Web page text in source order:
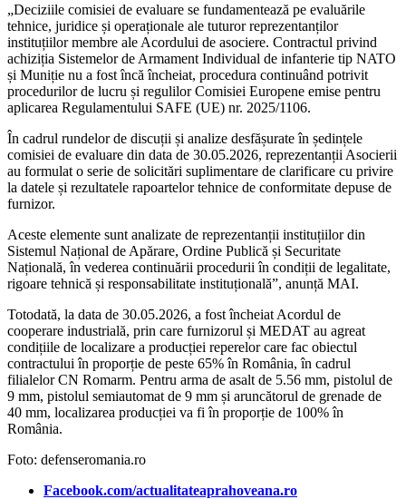
„Deciziile comisiei de evaluare se fundamentează pe evaluările
tehnice, juridice și operaționale ale tuturor reprezentanților
instituțiilor membre ale Acordului de asociere. Contractul privind
achiziția Sistemelor de Armament Individual de infanterie tip NATO
și Muniție nu a fost încă încheiat, procedura continuând potrivit
procedurilor de lucru și regulilor Comisiei Europene emise pentru
aplicarea Regulamentului SAFE (UE) nr. 2025/1106.
În cadrul rundelor de discuții și analize desfășurate în ședințele
comisiei de evaluare din data de 30.05.2026, reprezentanții Asocierii
au formulat o serie de solicitări suplimentare de clarificare cu privire
la datele și rezultatele rapoartelor tehnice de conformitate depuse de
furnizor.
Aceste elemente sunt analizate de reprezentanții instituțiilor din
Sistemul Național de Apărare, Ordine Publică și Securitate
Națională, în vederea continuării procedurii în condiții de legalitate,
rigoare tehnică și responsabilitate instituțională”, anunță MAI.
Totodată, la data de 30.05.2026, a fost încheiat Acordul de
cooperare industrială, prin care furnizorul și MEDAT au agreat
condițiile de localizare a producției reperelor care fac obiectul
contractului în proporție de peste 65% în România, în cadrul
filialelor CN Romarm. Pentru arma de asalt de 5.56 mm, pistolul de
9 mm, pistolul semiautomat de 9 mm și aruncătorul de grenade de
40 mm, localizarea producției va fi în proporție de 100% în
România.
Foto: defenseromania.ro
Facebook.com/actualitateaprahoveana.ro